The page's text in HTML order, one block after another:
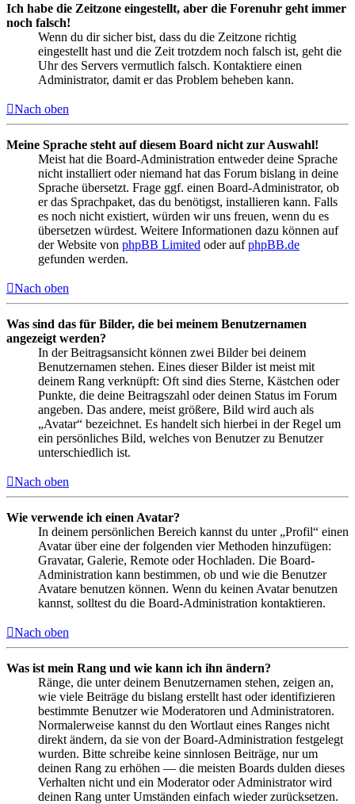
Ich habe die Zeitzone eingestellt, aber die Forenuhr geht immer
noch falsch!
Wenn du dir sicher bist, dass du die Zeitzone richtig
eingestellt hast und die Zeit trotzdem noch falsch ist, geht die
Uhr des Servers vermutlich falsch. Kontaktiere einen
Administrator, damit er das Problem beheben kann.
Nach oben
Meine Sprache steht auf diesem Board nicht zur Auswahl!
Meist hat die Board-Administration entweder deine Sprache
nicht installiert oder niemand hat das Forum bislang in deine
Sprache übersetzt. Frage ggf. einen Board-Administrator, ob
er das Sprachpaket, das du benötigst, installieren kann. Falls
es noch nicht existiert, würden wir uns freuen, wenn du es
übersetzen würdest. Weitere Informationen dazu können auf
der Website von phpBB Limited oder aufphpBB.de
gefunden werden.
Nach oben
Was sind das für Bilder, die bei meinem Benutzernamen
angezeigt werden?
In der Beitragsansicht können zwei Bilder bei deinem
Benutzernamen stehen. Eines dieser Bilder ist meist mit
deinem Rang verknüpft: Oft sind dies Sterne, Kästchen oder
Punkte, die deine Beitragszahl oder deinen Status im Forum
angeben. Das andere, meist größere, Bild wird auch als
„Avatar“ bezeichnet. Es handelt sich hierbei in der Regel um
ein persönliches Bild, welches von Benutzer zu Benutzer
unterschiedlich ist.
Nach oben
Wie verwende ich einen Avatar?
In deinem persönlichen Bereich kannst du unter „Profil“ einen
Avatar über eine der folgenden vier Methoden hinzufügen:
Gravatar, Galerie, Remote oder Hochladen. Die Board-
Administration kann bestimmen, ob und wie die Benutzer
Avatare benutzen können. Wenn du keinen Avatar benutzen
kannst, solltest du die Board-Administration kontaktieren.
Nach oben
Was ist mein Rang und wie kann ich ihn ändern?
Ränge, die unter deinem Benutzernamen stehen, zeigen an,
wie viele Beiträge du bislang erstellt hast oder identifizieren
bestimmte Benutzer wie Moderatoren und Administratoren.
Normalerweise kannst du den Wortlaut eines Ranges nicht
direkt ändern, da sie von der Board-Administration festgelegt
wurden. Bitte schreibe keine sinnlosen Beiträge, nur um
deinen Rang zu erhöhen — die meisten Boards dulden dieses
Verhalten nicht und ein Moderator oder Administrator wird
deinen Rang unter Umständen einfach wieder zurücksetzen.